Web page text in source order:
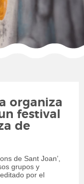
organiza
festival
de
de Sant Joan’,
grupos y
por el